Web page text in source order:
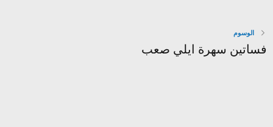
الوسوم
فساتين سهرة ايلي صعب